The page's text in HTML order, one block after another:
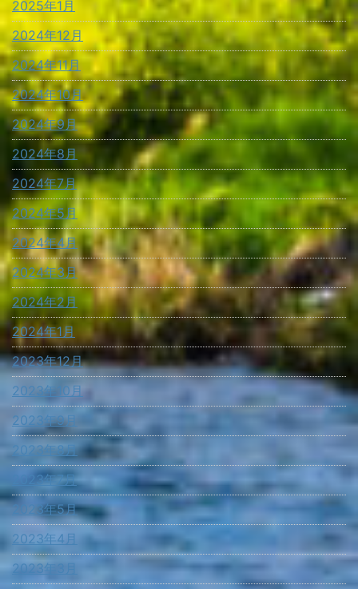
2025年1月
2024年12月
2024年11月
2024年10月
2024年9月
2024年8月
2024年7月
2024年5月
2024年4月
2024年3月
2024年2月
2024年1月
2023年12月
2023年10月
2023年9月
2023年8月
2023年7月
2023年5月
2023年4月
2023年3月